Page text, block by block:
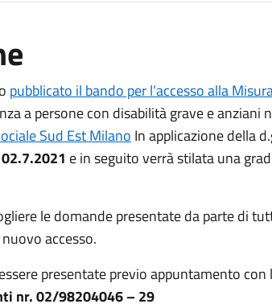
pubblicato il bando per l’accesso alla
a persone con disabilità grave e
Sud Est Milano In applicazione della
e in seguito verrà stilata una
le domande presentate da parte di
accesso.
presentate previo appuntamento con
nr. 02/98204046 – 29